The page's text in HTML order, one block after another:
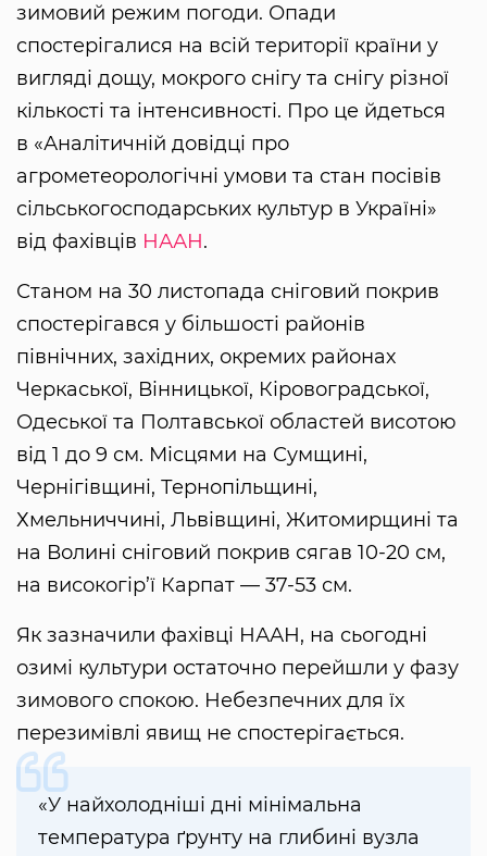
зимовий режим погоди. Опади
спостерігалися на всій території країни у
вигляді дощу, мокрого снігу та снігу різної
кількості та інтенсивності. Про це йдеться
в «Аналітичній довідці про
агрометеорологічні умови та стан посівів
сільськогосподарських культур в Україні»
від фахівців НААН.
Станом на 30 листопада сніговий покрив
спостерігався у більшості районів
північних, західних, окремих районах
Черкаської, Вінницької, Кіровоградської,
Одеської та Полтавської областей висотою
від 1 до 9 см. Місцями на Сумщині,
Чернігівщині, Тернопільщині,
Хмельниччині, Львівщині, Житомирщині та
на Волині сніговий покрив сягав 10-20 см,
на високогір’ї Карпат — 37-53 см.
Як зазначили фахівці НААН, на сьогодні
озимі культури остаточно перейшли у фазу
зимового спокою. Небезпечних для їх
перезимівлі явищ не спостерігається.
«У найхолодніші дні мінімальна
температура ґрунту на глибині вузла